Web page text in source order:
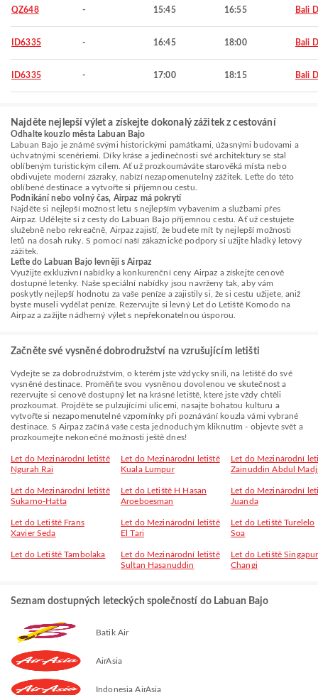
QZ648 - 15:45 16:55 Bali
ID6335 - 16:45 18:00 Bali
ID6335 - 17:00 18:15 Bali
Najděte nejlepší výlet a získejte dokonalý zážitek z cestování
Odhalte kouzlo města Labuan Bajo
Labuan Bajo je známé svými historickými památkami, úžasnými budovami a
úchvatnými scenériemi. Díky kráse a jedinečnosti své architektury se stal
oblíbeným turistickým cílem. Ať už prozkoumáváte starověká místa nebo
obdivujete moderní zázraky, nabízí nezapomenutelný zážitek. Leťte do této
oblíbené destinace a vytvořte si příjemnou cestu.
Podnikání nebo volný čas, Airpaz má pokrytí
Najděte si nejlepší možnost letu s nejlepším vybavením a službami přes
Airpaz. Udělejte si z cesty do Labuan Bajo příjemnou cestu. Ať už cestujete
služebně nebo rekreačně, Airpaz zajistí, že budete mít ty nejlepší možnosti
letů na dosah ruky. S pomocí naší zákaznické podpory si užijte hladký letový
zážitek.
Leťte do Labuan Bajo levněji s Airpaz
Využijte exkluzivní nabídky a konkurenční ceny Airpaz a získejte cenově
dostupné letenky. Naše speciální nabídky jsou navrženy tak, aby vám
poskytly nejlepší hodnotu za vaše peníze a zajistily si, že si cestu užijete, aniž
byste museli vydělat peníze. Rezervujte si levný Let do Letiště Komodo na
Airpaz a zažijte nádherný výlet s nepřekonatelnou úsporou.
Začněte své vysněné dobrodružství na vzrušujícím letišti
Vydejte se za dobrodružstvím, o kterém jste vždycky snili, na letiště do své
vysněné destinace. Proměňte svou vysněnou dovolenou ve skutečnost a
rezervujte si cenově dostupný let na krásné letiště, které jste vždy chtěli
prozkoumat. Projděte se pulzujícími ulicemi, nasajte bohatou kulturu a
vytvořte si nezapomenutelné vzpomínky při poznávání kouzla vámi vybrané
destinace. S Airpaz začíná vaše cesta jednoduchým kliknutím - objevte svět a
prozkoumejte nekonečné možnosti ještě dnes!
Let do Mezinárodní letiště
Ngurah Rai
Let do Mezinárodní letiště
Kuala Lumpur
Let do Mezinárodní
Zainuddin Abdul
Let do Mezinárodní letiště
Sukarno-Hatta
Let do Letiště H Hasan
Aroeboesman
Let do Mezinárodní
Juanda
Let do Letiště Frans
Xavier Seda
Let do Mezinárodní letiště
El Tari
Let do Letiště Turelelo
Soa
Let do Letiště Tambolaka
Let do Mezinárodní letiště
Sultan Hasanuddin
Let do Letiště Singapur
Changi
Seznam dostupných leteckých společností do Labuan Bajo
Batik Air
AirAsia
Indonesia AirAsia